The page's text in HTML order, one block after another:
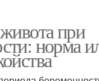
при
норма